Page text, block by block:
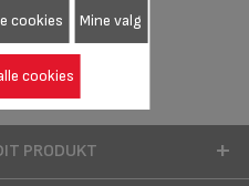
PRODUKT
cookies Mine valg
cookies